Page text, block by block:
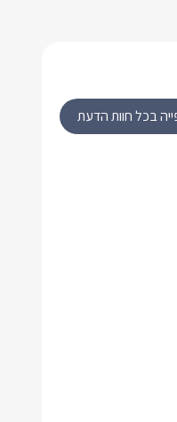
בכל חוות הדעת